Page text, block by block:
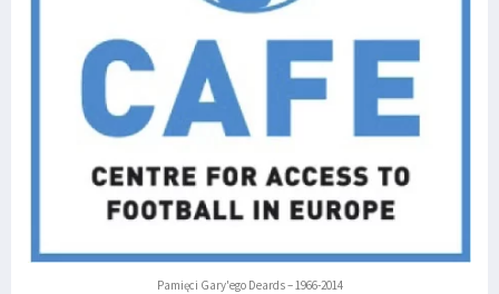
Pamięci Gary'ego Deards – 1966-2014